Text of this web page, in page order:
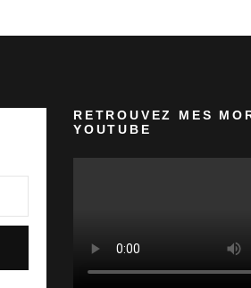
RETROUVEZ MES
YOUTUBE